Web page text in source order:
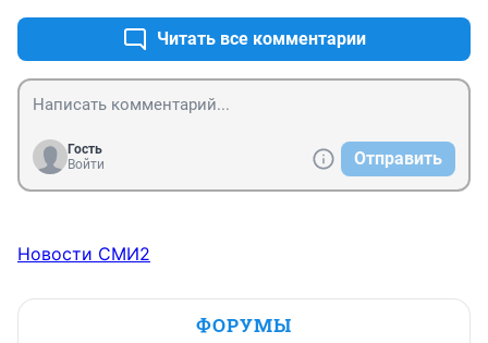
Читать все комментарии
Гость
Войти
Отправить
Новости СМИ2
ФОРУМЫ